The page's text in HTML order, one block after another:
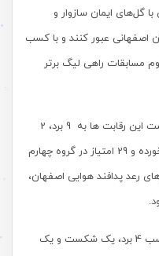
گل‌های ایمان سازوار و
اصفهانی عبور کنند و با کسب
مسابقات راهی لیگ برتر
تیم فوتسال فولاد هرمزگان در مرحله نخست این رقابت ها به 9 برد، 2
مساوی و یک باخت، 37 گل زده، 13 گل خورده و 29 امتیاز در گروه چهارم
رعد پدافند هوایی اصفهان،
شاگردان علی امیری در مرحله نهایی با کسب 4 برد، یک شکست و یک